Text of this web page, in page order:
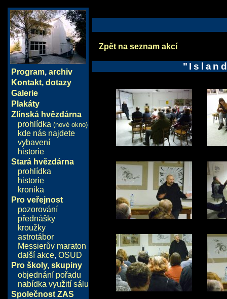
Program, archiv
Kontakt, dotazy
Galerie
Plakáty
Zlínská hvězdárna
prohlídka (nové okno)
kde nás najdete
vybavení
historie
Stará hvězdárna
prohlídka
historie
kronika
Pro veřejnost
pozorování
přednášky
kroužky
astrotábor
Messierův maraton
další akce, OSUD
Pro školy, skupiny
objednání pořadu
nabídka využití sálu
Společnost ZAS
Zpět na seznam akcí